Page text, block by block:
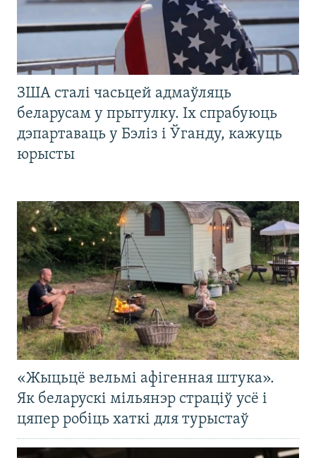
ЗША сталі часьцей адмаўляць
беларусам у прытулку. Іх спрабуюць
дэпартаваць у Бэліз і Ўганду, кажуць
юрысты
«Жыцьцё вельмі афігенная штука».
Як беларускі мільянэр страціў усё і
цяпер робіць хаткі для турыстаў